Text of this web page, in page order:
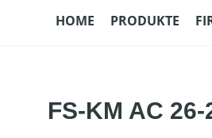
HOME PRODUKTE
FS-KM AC